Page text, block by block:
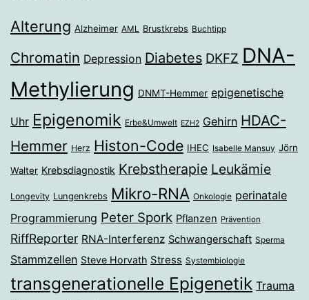
Alterung Alzheimer AML Brustkrebs Buchtipp
Chromatin Depression Diabetes DKFZ DNA-
Methylierung DNMT-Hemmer epigenetische
Uhr Epigenomik Erbe&Umwelt EZH2 Gehirn HDAC-
Hemmer Herz Histon-Code IHEC Isabelle Mansuy Jörn
Walter Krebsdiagnostik Krebstherapie Leukämie
Longevity Lungenkrebs Mikro-RNA Onkologie perinatale
Programmierung Peter Spork Pflanzen Prävention
RiffReporter RNA-Interferenz Schwangerschaft Sperma
Stammzellen Steve Horvath Stress Systembiologie
transgenerationelle Epigenetik Trauma